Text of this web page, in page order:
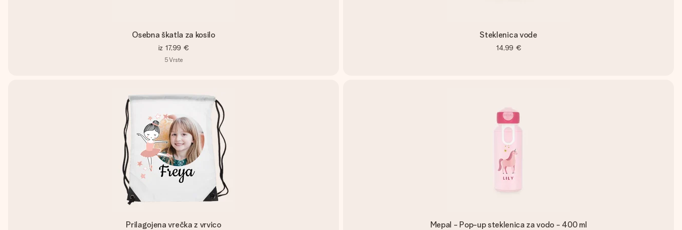
Osebna škatla za kosilo
iz 17,99 €
5Vrste
Steklenica vode
14,99 €
Prilagojena vrečka z vrvico Mepal - Pop-up steklenica za vodo - 400 ml